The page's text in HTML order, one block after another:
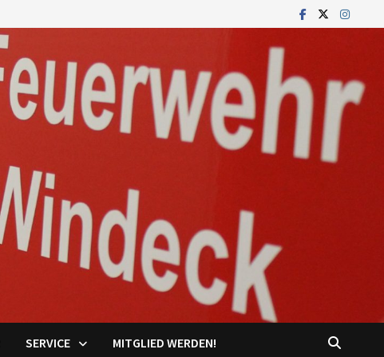
SERVICE MITGLIED WERDEN!